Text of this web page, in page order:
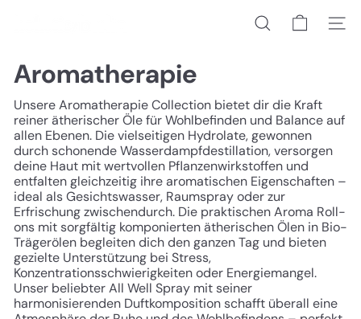
s
i
c/
b
e
r
l
i
n
Suche
Aromatherapie
Unsere Aromatherapie Collection bietet dir die Kraft
reiner ätherischer Öle für Wohlbefinden und Balance auf
allen Ebenen. Die vielseitigen Hydrolate, gewonnen
durch schonende Wasserdampfdestillation, versorgen
deine Haut mit wertvollen Pflanzenwirkstoffen und
entfalten gleichzeitig ihre aromatischen Eigenschaften –
ideal als Gesichtswasser, Raumspray oder zur
Erfrischung zwischendurch. Die praktischen Aroma Roll-
ons mit sorgfältig komponierten ätherischen Ölen in Bio-
Trägerölen begleiten dich den ganzen Tag und bieten
gezielte Unterstützung bei Stress,
Konzentrationsschwierigkeiten oder Energiemangel.
Unser beliebter All Well Spray mit seiner
harmonisierenden Duftkomposition schafft überall eine